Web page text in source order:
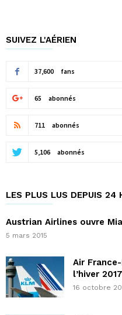
SUIVEZ L'AÉRIEN
37,600 fans
65 abonnés
711 abonnés
5,106 abonnés
LES PLUS LUS DEPUIS 24
Austrian Airlines ouvre
5 mars 2015
Air
l’hiver
16 octobre